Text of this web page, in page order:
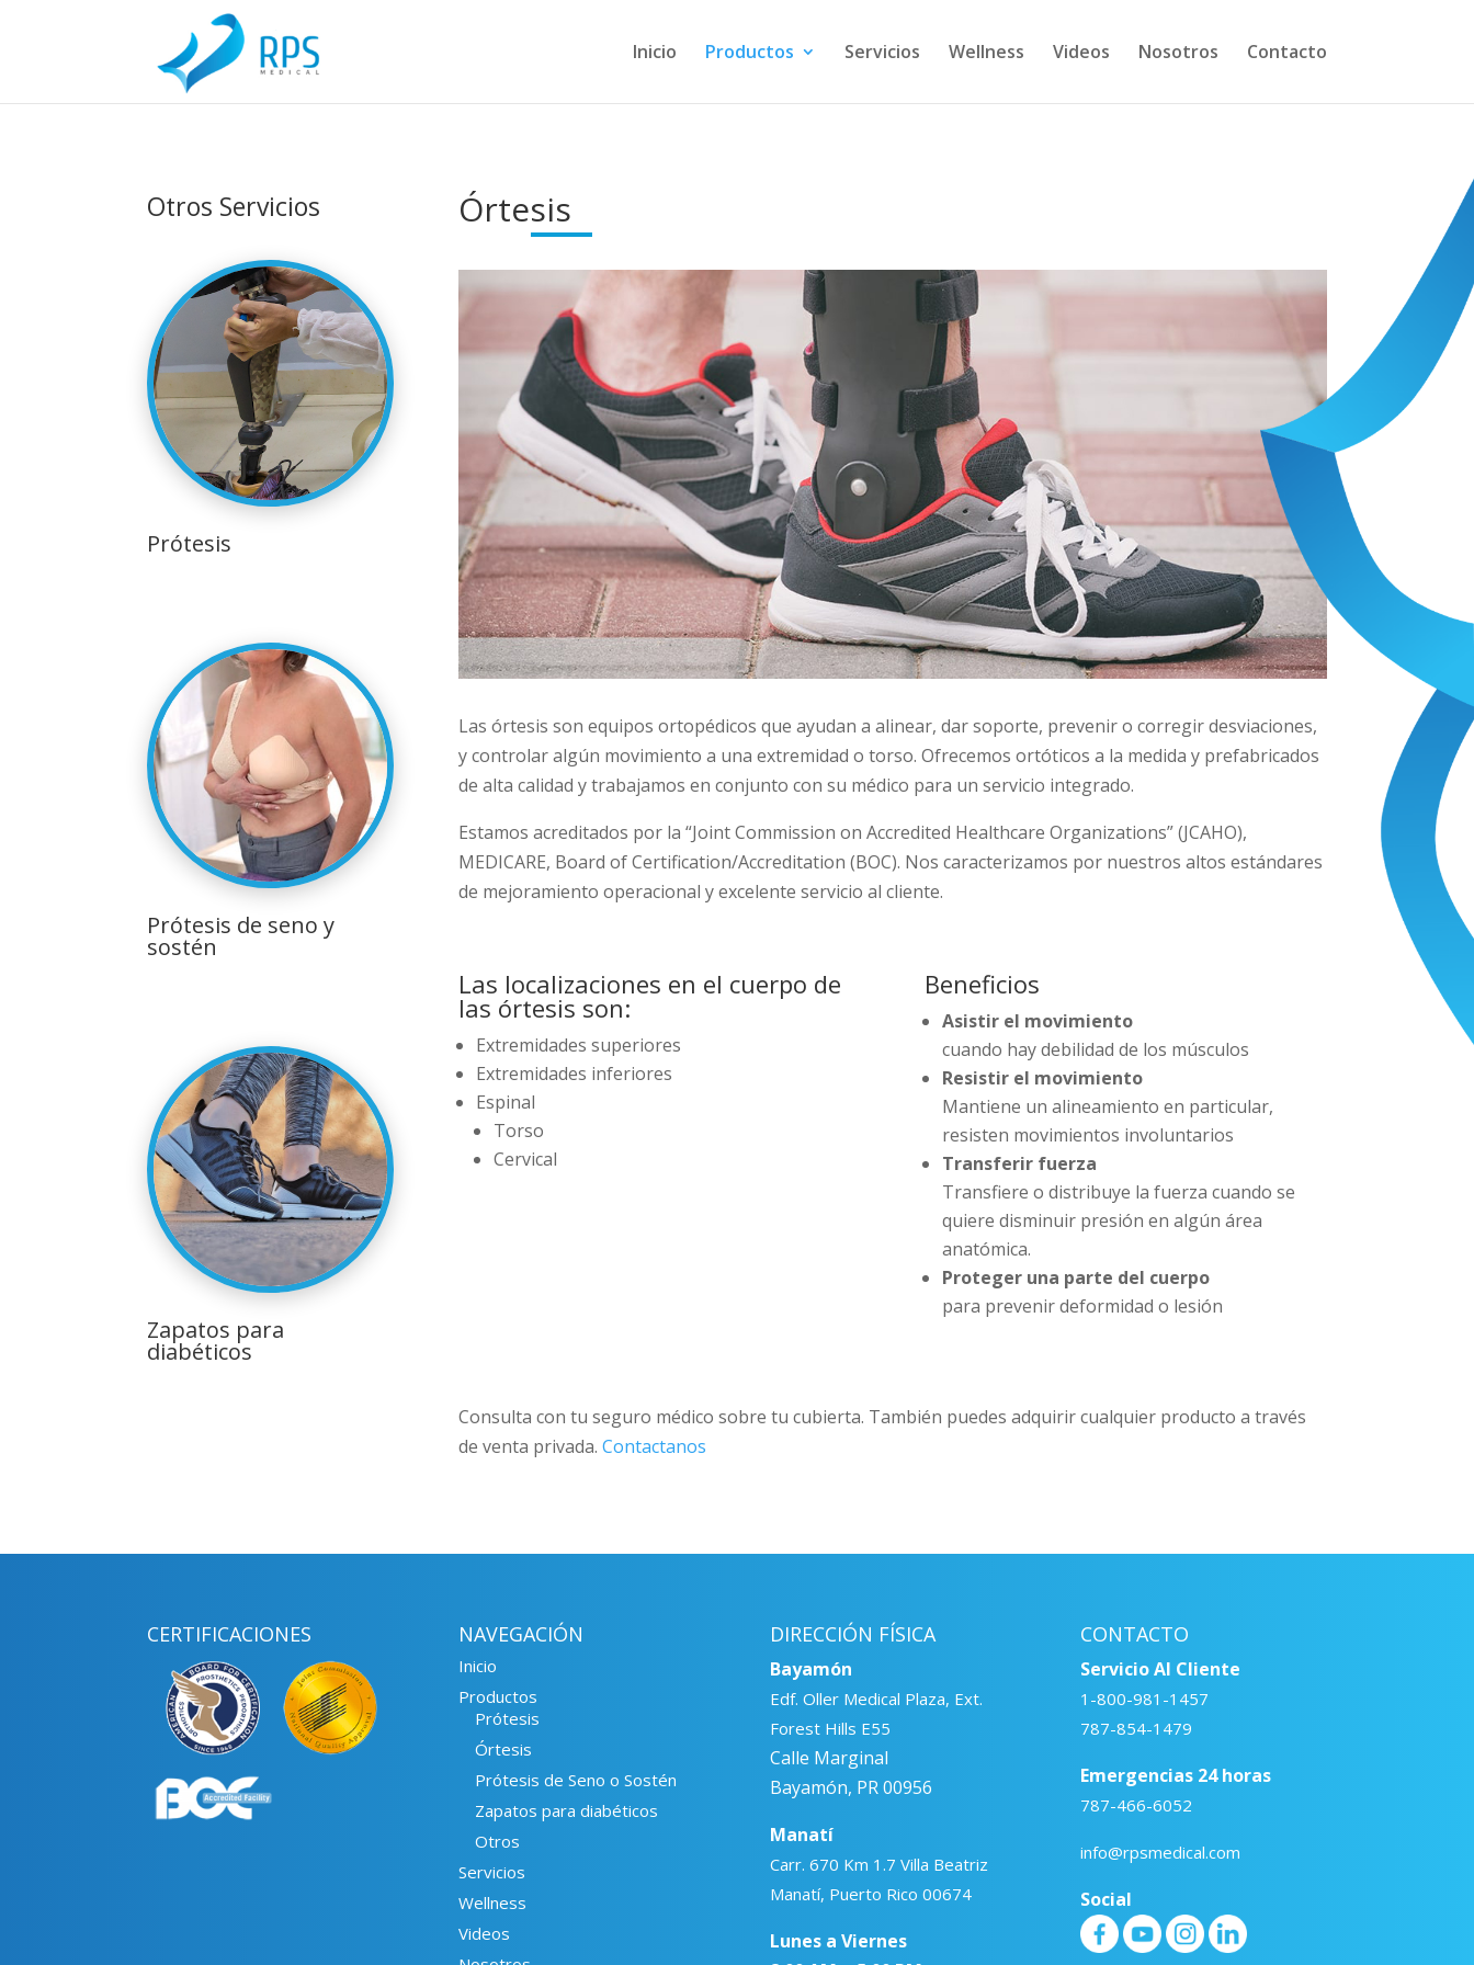
Inicio Productos Servicios Wellness Videos Nosotros Contacto
Otros Servicios
Prótesis
Prótesis de seno y
sostén
Zapatos para
diabéticos
Órtesis
Las órtesis son equipos ortopédicos que ayudan a alinear, dar soporte, prevenir o corregir desviaciones,
y controlar algún movimiento a una extremidad o torso. Ofrecemos ortóticos a la medida y prefabricados
de alta calidad y trabajamos en conjunto con su médico para un servicio integrado.
Estamos acreditados por la “Joint Commission on Accredited Healthcare Organizations” (JCAHO),
MEDICARE, Board of Certification/Accreditation (BOC). Nos caracterizamos por nuestros altos estándares
de mejoramiento operacional y excelente servicio al cliente.
Las localizaciones en el cuerpo de
las órtesis son:
Extremidades superiores
Extremidades inferiores
Espinal
Torso
Cervical
Beneficios
Asistir el movimiento
cuando hay debilidad de los músculos
Resistir el movimiento
Mantiene un alineamiento en particular,
resisten movimientos involuntarios
Transferir fuerza
Transfiere o distribuye la fuerza cuando se
quiere disminuir presión en algún área
anatómica.
Proteger una parte del cuerpo
para prevenir deformidad o lesión
Consulta con tu seguro médico sobre tu cubierta. También puedes adquirir cualquier producto a través
de venta privada. Contactanos
CERTIFICACIONES NAVEGACIÓN
Inicio
Productos
Prótesis
Órtesis
Prótesis de Seno o Sostén
Zapatos para diabéticos
Otros
Servicios
Wellness
Videos
DIRECCIÓN FÍSICA
Bayamón
Edf. Oller Medical Plaza, Ext.
Forest Hills E55
Calle Marginal
Bayamón, PR 00956
Manatí
Carr. 670 Km 1.7 Villa Beatriz
Manatí, Puerto Rico 00674
Lunes a Viernes
CONTACTO
Servicio Al Cliente
1-800-981-1457
787-854-1479
Emergencias 24 horas
787-466-6052
info@rpsmedical.com
Social